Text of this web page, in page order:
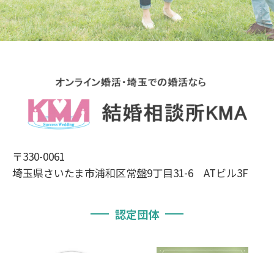
〒330-0061
埼玉県さいたま市浦和区常盤9丁目31-6 ATビル3F
認定団体